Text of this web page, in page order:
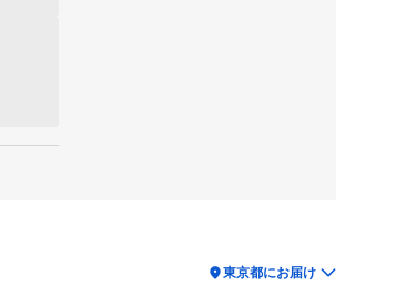
location_on東京都にお届け